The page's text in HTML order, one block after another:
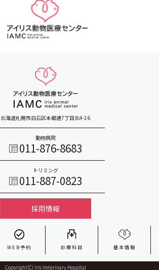
北海道札幌市白石区本郷通7丁目北4-16
動物病院
011-876-8683
トリミング
011-887-0823
採用情報
WEB予約 診療科目 基本情報
Copyright(C) Iris Veterinary Hospital